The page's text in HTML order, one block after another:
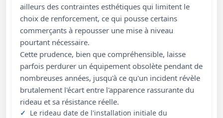
ailleurs des contraintes esthétiques qui limitent le
choix de renforcement, ce qui pousse certains
commerçants à repousser une mise à niveau
pourtant nécessaire.
Cette prudence, bien que compréhensible, laisse
parfois perdurer un équipement obsolète pendant de
nombreuses années, jusqu'à ce qu'un incident révèle
brutalement l'écart entre l'apparence rassurante du
rideau et sa résistance réelle.
Le rideau date de l'installation initiale du